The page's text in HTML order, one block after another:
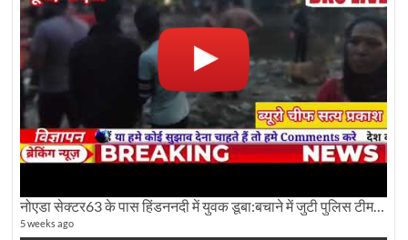
नोएडा सेक्टर63 के पास हिंडननदी में युवक डूबा:बचाने में जुटी पुलिस टीम: देखिए पूरी ग्राउंड रिपोर्टिंग
5 weeks ago